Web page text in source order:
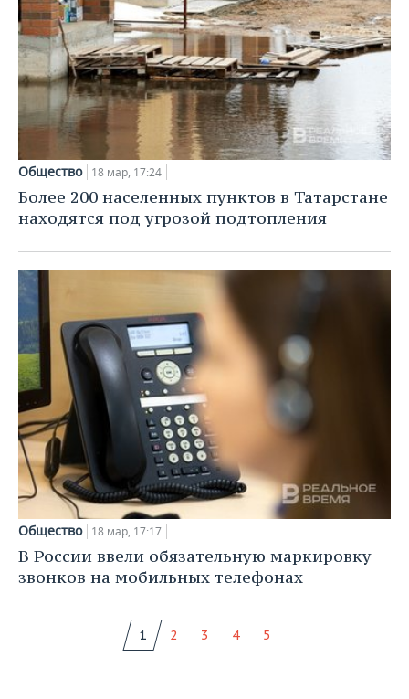
Общество 18 мар, 17:24
Более 200 населенных пунктов в Татарстане
находятся под угрозой подтопления
Общество 18 мар, 17:17
В России ввели обязательную маркировку
звонков на мобильных телефонах
1 2 3 4 5